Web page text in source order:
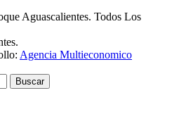
Aguascalientes. Todos Los
Agencia Multieconomico